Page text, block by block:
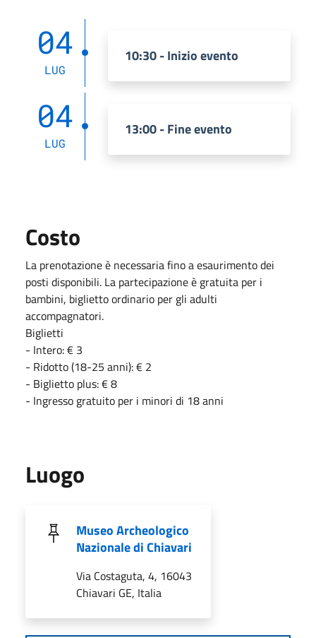
04
LUG
10:30 - Inizio evento
04
LUG
13:00 - Fine evento
Costo
La prenotazione è necessaria fino a esaurimento dei
posti disponibili. La partecipazione è gratuita per i
bambini, biglietto ordinario per gli adulti
accompagnatori.
Biglietti
- Intero: € 3
- Ridotto (18-25 anni): € 2
- Biglietto plus: € 8
- Ingresso gratuito per i minori di 18 anni
Luogo
Museo Archeologico
Nazionale di Chiavari
Via Costaguta, 4, 16043
Chiavari GE, Italia